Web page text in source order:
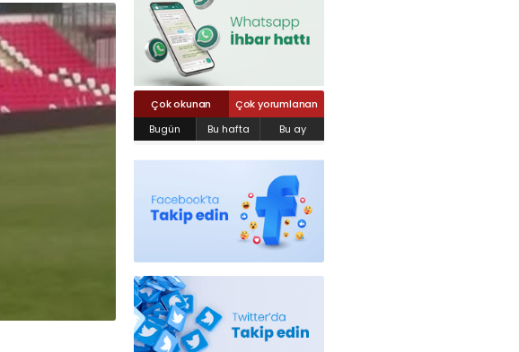
Çok okunan
Çok yorumlanan
Bugün
Bu hafta Bu ay
Yahya Kaptan Mahallesi Akkavaklar
kocaelisokak@gmail.com